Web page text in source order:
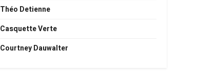
Théo Detienne
Casquette Verte
Courtney Dauwalter